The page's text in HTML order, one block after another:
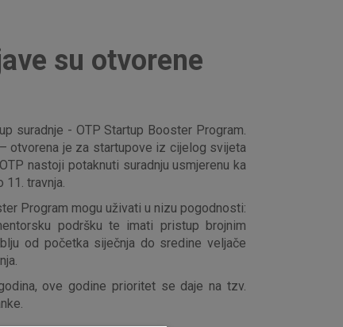
su otvorene
suradnje - OTP Startup Booster Program.
otvorena je za startupove iz cijelog svijeta
nastoji potaknuti suradnju usmjerenu ka
travnja.
Program mogu uživati u nizu pogodnosti:
podršku te imati pristup brojnim
od početka siječnja do sredine veljače
ove godine prioritet se daje na tzv.